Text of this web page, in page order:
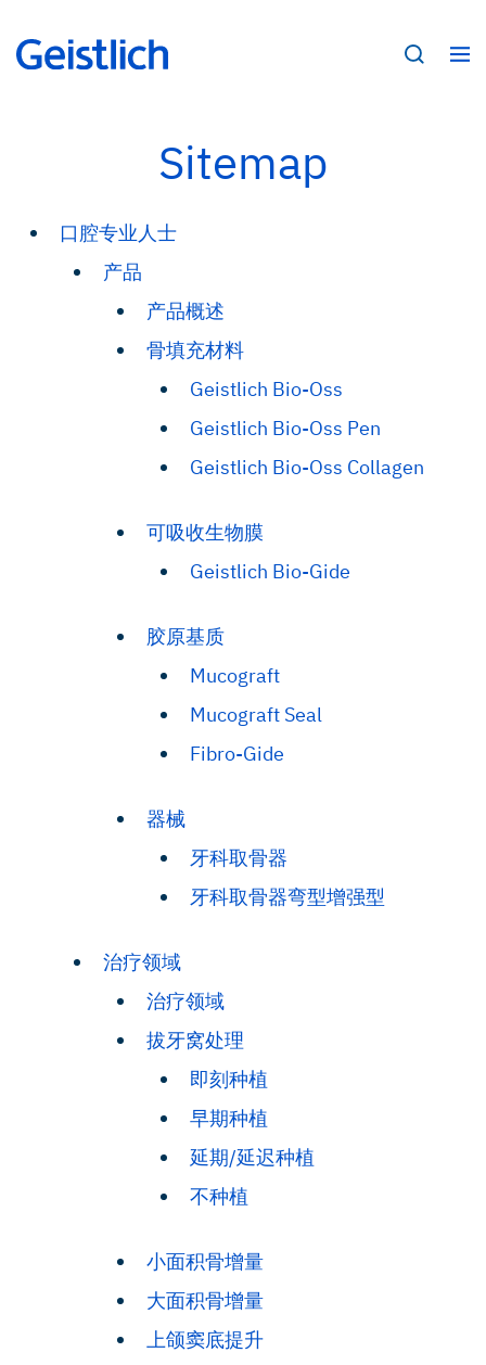
Sitemap
口腔专业人士
产品
产品概述
骨填充材料
Geistlich Bio-Oss
Geistlich Bio-Oss Pen
Geistlich Bio-Oss Collagen
可吸收生物膜
Geistlich Bio-Gide
胶原基质
Mucograft
Mucograft Seal
Fibro-Gide
器械
牙科取骨器
牙科取骨器弯型增强型
治疗领域
治疗领域
拔牙窝处理
即刻种植
早期种植
延期/延迟种植
不种植
小面积骨增量
大面积骨增量
上颌窦底提升